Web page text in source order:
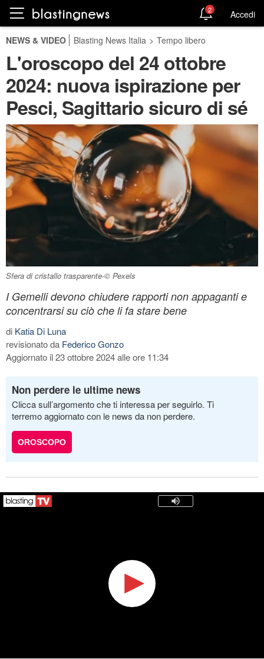
2 Accedi
NEWS & VIDEO Blasting News Italia > Tempo libero
L'oroscopo del 24 ottobre
2024: nuova ispirazione per
Pesci, Sagittario sicuro di sé
Sfera di cristallo trasparente-© Pexels
I Gemelli devono chiudere rapporti non appaganti e
concentrarsi su ciò che li fa stare bene
di Katia Di Luna
revisionato da Federico Gonzo
Aggiornato il 23 ottobre 2024 alle ore 11:34
Non perdere le ultime news
Clicca sull’argomento che ti interessa per seguirlo. Ti
terremo aggiornato con le news da non perdere.
OROSCOPO